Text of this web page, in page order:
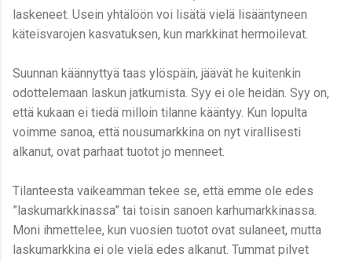
laskeneet. Usein yhtälöön voi lisätä vielä lisääntyneen
käteisvarojen kasvatuksen, kun markkinat hermoilevat.
Suunnan käännyttyä taas ylöspäin, jäävät he kuitenkin
odottelemaan laskun jatkumista. Syy ei ole heidän. Syy on,
että kukaan ei tiedä milloin tilanne kääntyy. Kun lopulta
voimme sanoa, että nousumarkkina on nyt virallisesti
alkanut, ovat parhaat tuotot jo menneet.
Tilanteesta vaikeamman tekee se, että emme ole edes
”laskumarkkinassa” tai toisin sanoen karhumarkkinassa.
Moni ihmettelee, kun vuosien tuotot ovat sulaneet, mutta
laskumarkkina ei ole vielä edes alkanut. Tummat pilvet